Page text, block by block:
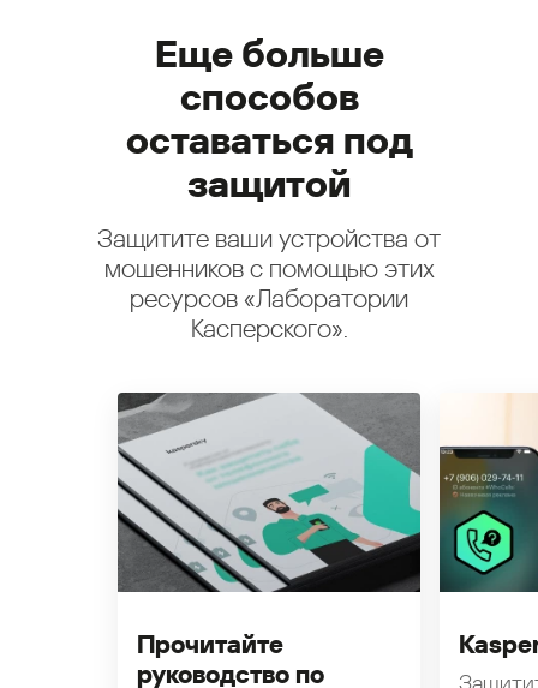
Еще больше
способов
оставаться под
защитой
Защитите ваши устройства от
мошенников с помощью этих
ресурсов «Лаборатории
Касперского».
Прочитайте
руководство по